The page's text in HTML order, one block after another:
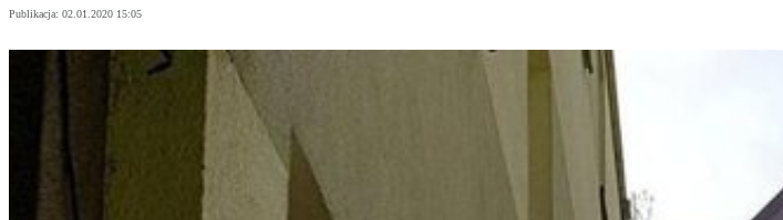
Publikacja: 02.01.2020 15:05